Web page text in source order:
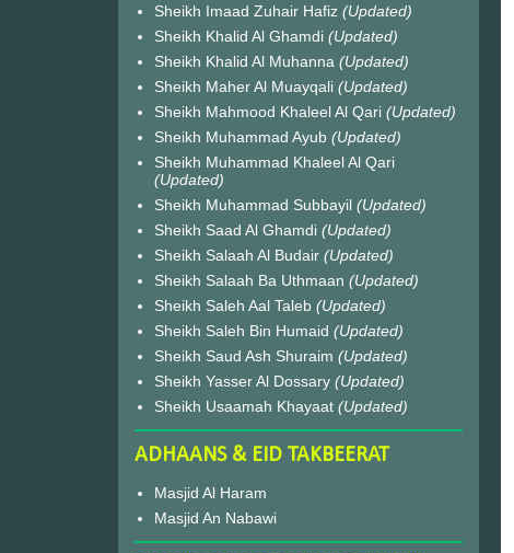
Sheikh Imaad Zuhair Hafiz (Updated)
Sheikh Khalid Al Ghamdi (Updated)
Sheikh Khalid Al Muhanna (Updated)
Sheikh Maher Al Muayqali (Updated)
Sheikh Mahmood Khaleel Al Qari (Updated)
Sheikh Muhammad Ayub (Updated)
Sheikh Muhammad Khaleel Al Qari
(Updated)
Sheikh Muhammad Subbayil (Updated)
Sheikh Saad Al Ghamdi (Updated)
Sheikh Salaah Al Budair (Updated)
Sheikh Salaah Ba Uthmaan (Updated)
Sheikh Saleh Aal Taleb (Updated)
Sheikh Saleh Bin Humaid (Updated)
Sheikh Saud Ash Shuraim (Updated)
Sheikh Yasser Al Dossary (Updated)
Sheikh Usaamah Khayaat (Updated)
ADHAANS & EID TAKBEERAT
Masjid Al Haram
Masjid An Nabawi